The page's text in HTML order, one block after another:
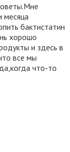
месяца
бактистатин
хорошо
и здесь в
все мы
что-то